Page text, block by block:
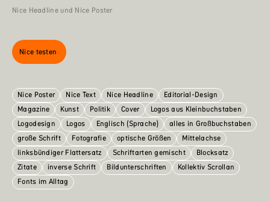
Nice Headline und Nice Poster
Nice testen
Nice Poster Nice Text Nice Headline
Editorial-Design
Magazine
Kunst Politik Cover
Logos aus Kleinbuchstaben
Logodesign
Logos Englisch (Sprache)
alles in Großbuchstaben
große Schrift
Fotografie optische Größen
Mittelachse
linksbündiger Flattersatz
Schriftarten gemischt
Blocksatz
Zitate
inverse Schrift Bildunterschriften
Kollektiv Scrollan
Fonts im Alltag